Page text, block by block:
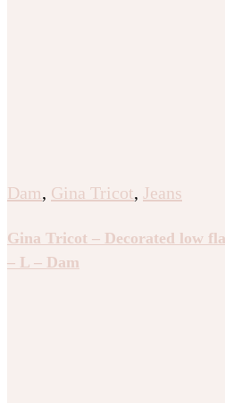
Dam, Gina Tricot, Jeans
Gina Tricot – Decorated low
– L – Dam